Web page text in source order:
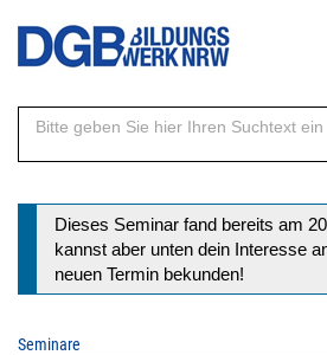
Direkt
Inhalt
Statusmeldung
Dieses Seminar fand bereits am
kannst aber unten dein Interesse
neuen Termin bekunden!
Seminare